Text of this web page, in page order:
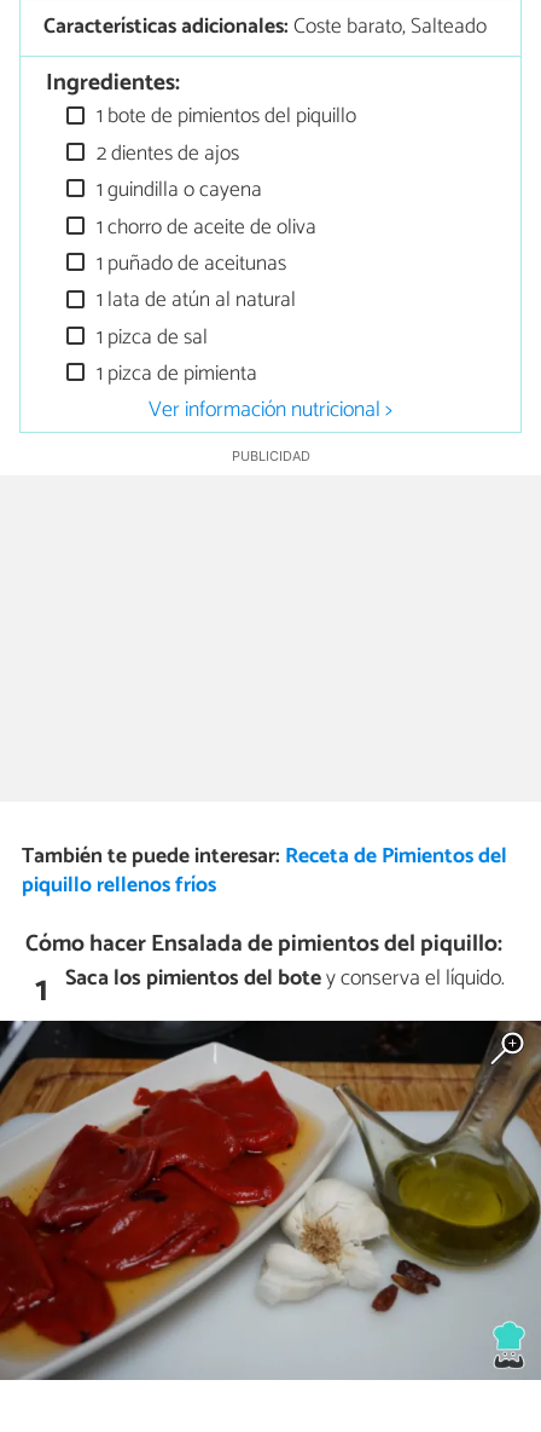
Características adicionales:Coste barato, Salteado
Ingredientes:
1 bote de pimientos del piquillo
2 dientes de ajos
1 guindilla o cayena
1 chorro de aceite de oliva
1 puñado de ace¡tunas
1 lata de atún al natural
1 pizca de sal
1 pizca de pimienta
Ver información nutricional >
También te puede interesar: Receta de Pimientos del
piquillo rellenos fríos
Cómo hacer Ensalada de pimientos del piquillo:
1 Saca los pimientos del botey conserva el líquido.